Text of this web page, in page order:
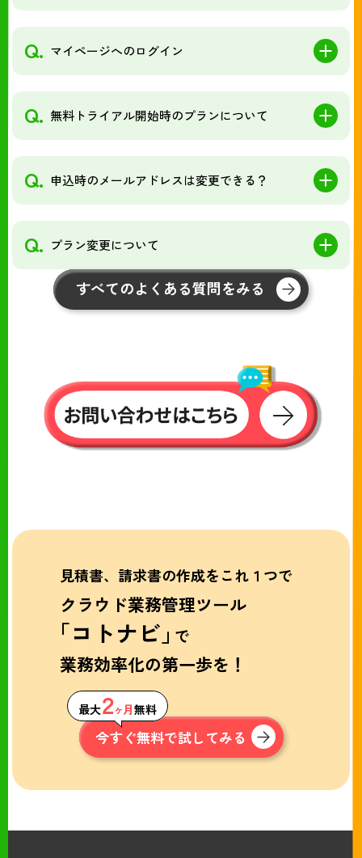
Q. マイページへのログイン
Q. 無料トライアル開始時のプランについて
Q. 申込時のメールアドレスは変更できる？
Q. プラン変更について
すべてのよくある質問をみる
見積書、請求書の作成をこれ１つで
クラウド業務管理ツール
「コトナビ」で
業務効率化の第一歩を！
最大２ヶ月無料
今すぐ無料で試してみる